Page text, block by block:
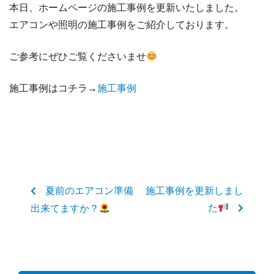
本日、ホームページの施工事例を更新いたしました。
エアコンや照明の施工事例をご紹介しております。
ご参考にぜひご覧くださいませ
施工事例はコチラ→施工事例
夏前のエアコン準備
出来てますか？
施工事例を更新しまし
た